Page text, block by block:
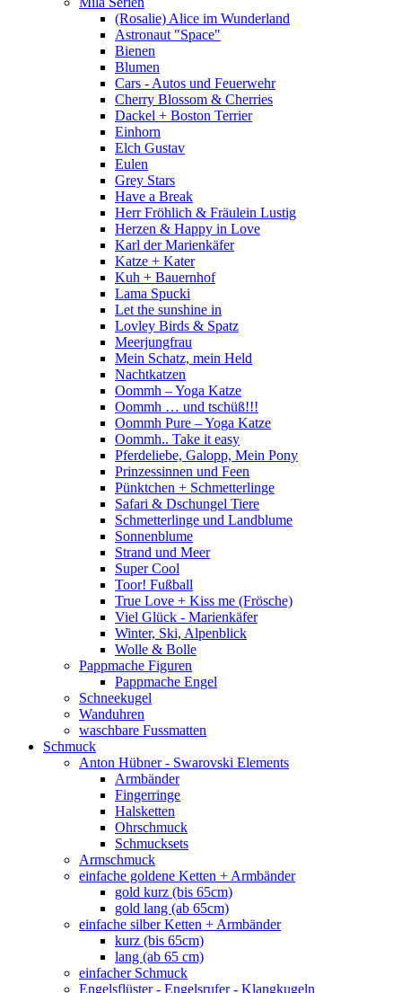
(Rosalie) Alice im Wunderland
Astronaut "Space"
Bienen
Blumen
Cars - Autos und Feuerwehr
Cherry Blossom & Cherries
Dackel + Boston Terrier
Einhorn
Elch Gustav
Eulen
Grey Stars
Have a Break
Herr Fröhlich & Fräulein Lustig
Herzen & Happy in Love
Karl der Marienkäfer
Katze + Kater
Kuh + Bauernhof
Lama Spucki
Let the sunshine in
Lovley Birds & Spatz
Meerjungfrau
Mein Schatz, mein Held
Nachtkatzen
Oommh – Yoga Katze
Oommh … und tschüß!!!
Oommh Pure – Yoga Katze
Oommh.. Take it easy
Pferdeliebe, Galopp, Mein Pony
Prinzessinnen und Feen
Pünktchen + Schmetterlinge
Safari & Dschungel Tiere
Schmetterlinge und Landblume
Sonnenblume
Strand und Meer
Super Cool
Toor! Fußball
True Love + Kiss me (Frösche)
Viel Glück - Marienkäfer
Winter, Ski, Alpenblick
Wolle & Bolle
Pappmache Figuren
Pappmache Engel
Schneekugel
Wanduhren
waschbare Fussmatten
Schmuck
Anton Hübner - Swarovski Elements
Armbänder
Fingerringe
Halsketten
Ohrschmuck
Schmucksets
Armschmuck
einfache goldene Ketten + Armbänder
gold kurz (bis 65cm)
gold lang (ab 65cm)
einfache silber Ketten + Armbänder
kurz (bis 65cm)
lang (ab 65 cm)
einfacher Schmuck
Engelsflüster - Engelsrufer - Klangkugeln